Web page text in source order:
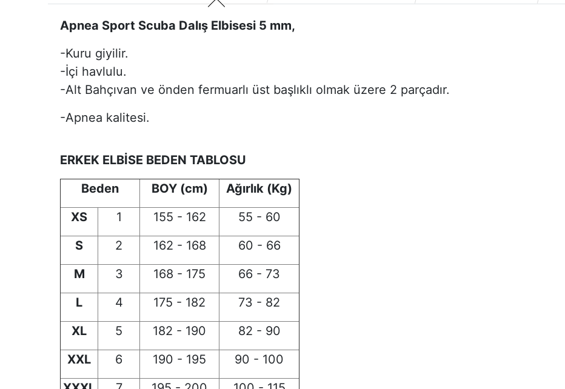
Apnea Sport Scuba Dalış Elbisesi 5 mm,
-Kuru giyilir.
-İçi havlulu.
-Alt Bahçıvan ve önden fermuarlı üst başlıklı olmak üzere 2 parçadır.
-Apnea kalitesi.
ERKEK ELBİSE BEDEN TABLOSU
Beden
BOY (cm)
Ağırlık (Kg)
XS
1 155 - 162
55 - 60
S
2 162 - 168
60 - 66
M
3 168 - 175
66 - 73
L
4 175 - 182
73 - 82
XL
5 182 - 190
82 - 90
XXL
6 190 - 195
90 - 100